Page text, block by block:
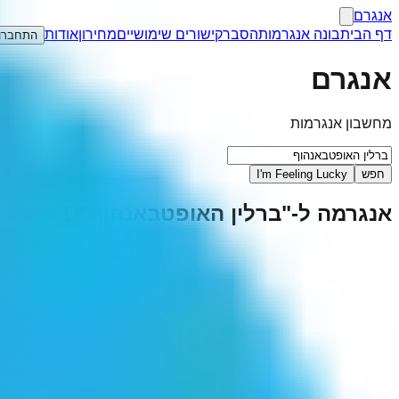
אנגרם
דף הביתבונה אנגרמותהסברקישורים שימושייםמחירוןאודות
אנגרם
מחשבון אנגרמות
חפש I'm Feeling Lucky
אנגרמה ל-"ברלין האופטבאנהוף